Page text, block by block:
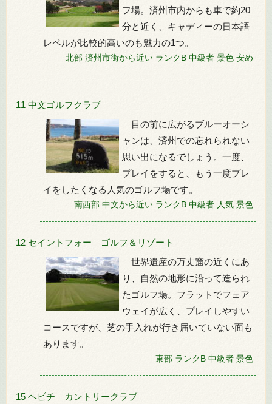
フ場。済州市内からも車で約20
分と近く、キャディーの日本語
レベルが比較的高いのも魅力の1つ。
北部 済州市街から近い ランクB 中級者 景色 安め
11 中文ゴルフクラブ
目の前に広がるブルーオーシ
ャンは、済州での忘れられない
思い出になるでしょう。一度、
プレイをすると、もう一度プレ
イをしたくなる人気のゴルフ場です。
南西部 中文から近い ランクB 中級者 人気 景色
12 セイントフォー ゴルフ＆リゾート
世界遺産の万丈窟の近くにあ
り、自然の地形に沿って造られ
たゴルフ場。フラットでフェア
ウェイが広く、プレイしやすい
コースですが、芝の手入れが行き届いていない面も
あります。
東部 ランクB 中級者 景色
15 ヘビチ カントリークラブ